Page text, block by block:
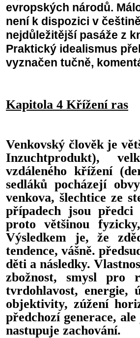
evropských národů.
není k dispozici v
nejdůležitější pasáže z
Praktický idealismus
vyznačen tučně,
Kapitola 4 Křížení ras
Venkovský člověk je
Inzuchtprodukt),
vzdáleného křížení
sedláků pocházejí
venkova, šlechtice ze
případech jsou
proto většinou
Výsledkem je, že
tendence, vášně.
děti a následky.
zbožnost, smysl pro
tvrdohlavost, energie,
objektivity, zúžení
předchozí generace,
nastupuje zachování.